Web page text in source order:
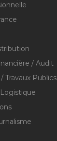
/ Audit
Publics